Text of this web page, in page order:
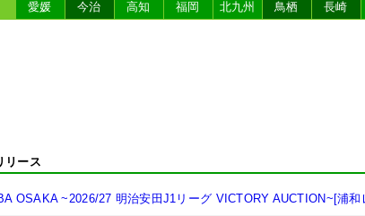
愛媛
今治 高知 福岡 北九州 鳥栖 長崎
リース
OSAKA ~2026/27 明治安田J1リーグ VICTORY AUCTION~[浦和